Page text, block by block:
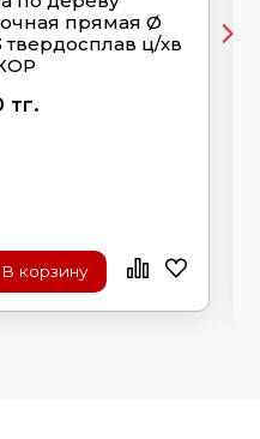
прямая Ø
твердосплав ц/хв
тг.
В корзину